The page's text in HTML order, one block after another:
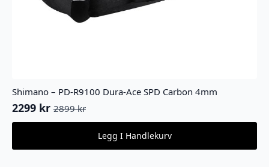
Shimano – PD-R9100 Dura-Ace SPD Carbon 4mm
2899kr
Opprinnelig
pris
2899 kr.
2299 kr
Nåværende
pris
2299 kr.
Legg I Handlekurv